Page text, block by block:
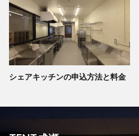
シェアキッチンの申込方法と料金